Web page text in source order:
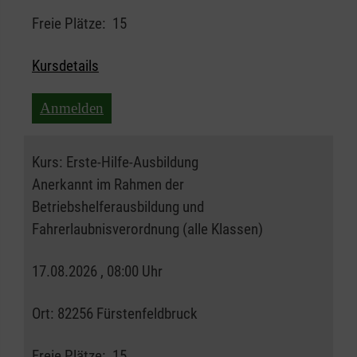
Freie Plätze: 15
Kursdetails
Anmelden
Kurs: Erste-Hilfe-Ausbildung
Anerkannt im Rahmen der
Betriebshelferausbildung und
Fahrerlaubnisverordnung (alle Klassen)
17.08.2026 , 08:00 Uhr
Ort: 82256 Fürstenfeldbruck